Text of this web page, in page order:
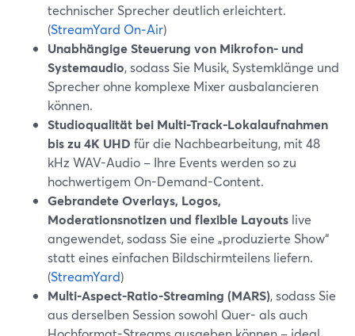
technischer Sprecher deutlich erleichtert.
(StreamYard On‑Air)
Unabhängige Steuerung von Mikrofon- und
Systemaudio, sodass Sie Musik, Systemklänge und
Sprecher ohne komplexe Mixer ausbalancieren
können.
Studioqualität bei Multi-Track-Lokalaufnahmen
bis zu 4K UHD für die Nachbearbeitung, mit 48
kHz WAV-Audio – Ihre Events werden so zu
hochwertigem On-Demand-Content.
Gebrandete Overlays, Logos,
Moderationsnotizen und flexible Layouts live
angewendet, sodass Sie eine „produzierte Show“
statt eines einfachen Bildschirmteilens liefern.
(StreamYard)
Multi-Aspect-Ratio-Streaming (MARS), sodass Sie
aus derselben Session sowohl Quer- als auch